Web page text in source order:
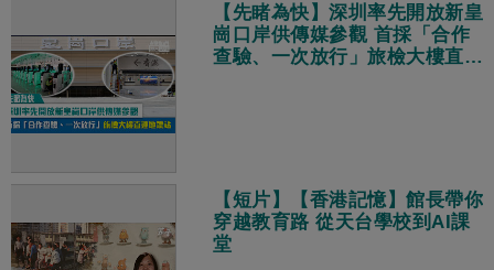
【先睹為快】深圳率先開放新皇
崗口岸供傳媒參觀 首採「合作
查驗、一次放行」旅檢大樓直連
【短片】【香港記憶】館長帶你
穿越教育路 從天台學校到AI課
堂